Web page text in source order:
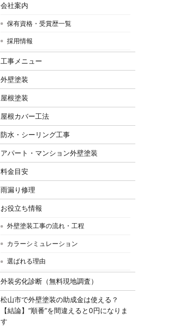
会社案内
保有資格・受賞歴一覧
採用情報
工事メニュー
外壁塗装
屋根塗装
屋根カバー工法
防水・シーリング工事
アパート・マンション外壁塗装
料金目安
雨漏り修理
お役立ち情報
外壁塗装工事の流れ・工程
カラーシミュレーション
選ばれる理由
外装劣化診断（無料現地調査）
松山市で外壁塗装の助成金は使える？
【結論】“順番”を間違えると0円になりま
す